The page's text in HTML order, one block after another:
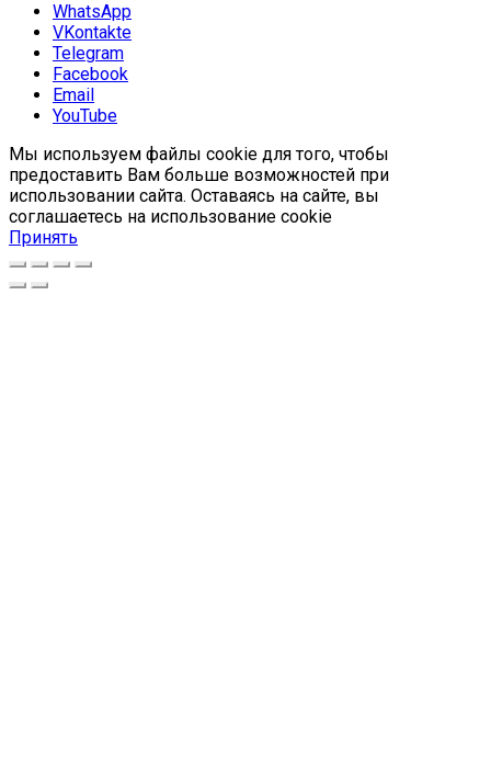
WhatsApp
VKontakte
Telegram
Facebook
Email
YouTube
Мы используем файлы cookie для того, чтобы
предоставить Вам больше возможностей при
использовании сайта. Оставаясь на сайте, вы
соглашаетесь на использование cookie
Принять